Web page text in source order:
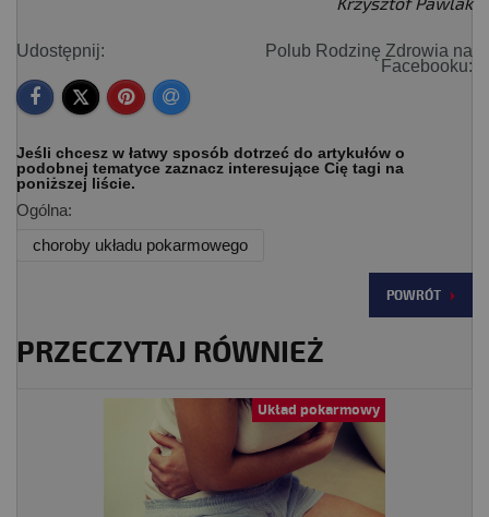
Krzysztof Pawlak
Udostępnij:
Polub Rodzinę Zdrowia na
Facebooku:
Jeśli chcesz w łatwy sposób dotrzeć do artykułów o
podobnej tematyce zaznacz interesujące Cię tagi na
poniższej liście.
Ogólna:
choroby układu pokarmowego
POWRÓT
PRZECZYTAJ RÓWNIEŻ
Układ pokarmowy